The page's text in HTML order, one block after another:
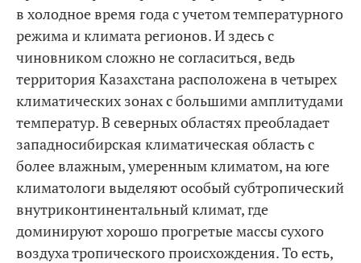
в холодное время года с учетом температурного
режима и климата регионов. И здесь с
чиновником сложно не согласиться, ведь
территория Казахстана расположена в четырех
климатических зонах с большими амплитудами
температур. В северных областях преобладает
западносибирская климатическая область с
более влажным, умеренным климатом, на юге
климатологи выделяют особый субтропический
внутриконтинентальный климат, где
доминируют хорошо прогретые массы сухого
воздуха тропического происхождения. То есть,